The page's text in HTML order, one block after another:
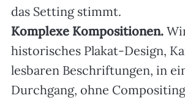
das Setting stimmt.
Komplexe Kompositionen.
historisches Plakat-Design,
lesbaren Beschriftungen, in
Durchgang, ohne